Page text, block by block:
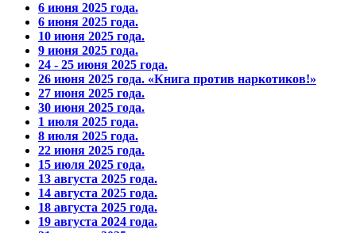
6 июня 2025 года.
6 июня 2025 года.
10 июня 2025 года.
9 июня 2025 года.
24 - 25 июня 2025 года.
26 июня 2025 года. «Книга против наркотиков!»
27 июня 2025 года.
30 июня 2025 года.
1 июля 2025 года.
8 июля 2025 года.
22 июня 2025 года.
15 июля 2025 года.
13 августа 2025 года.
14 августа 2025 года.
18 августа 2025 года.
19 августа 2024 года.